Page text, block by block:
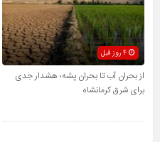
4 روز قبل
از بحران آب تا بحران پشه؛ هشدار جدی
برای شرق کرمانشاه